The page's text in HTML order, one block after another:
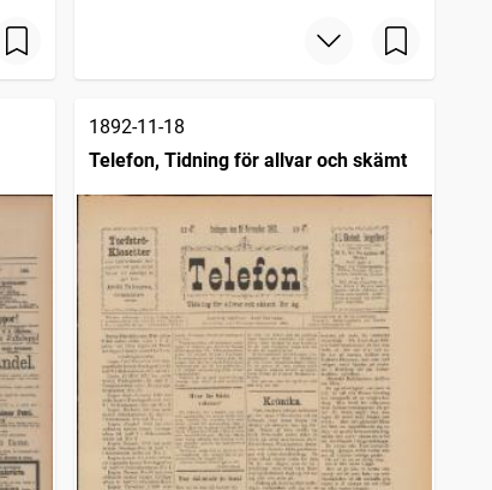
1892-11-18
Telefon, Tidning för allvar och skämt